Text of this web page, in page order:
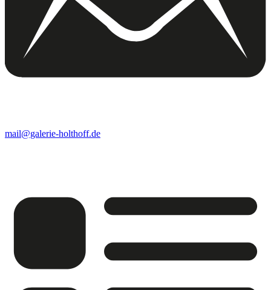
mail@galerie-holthoff.de